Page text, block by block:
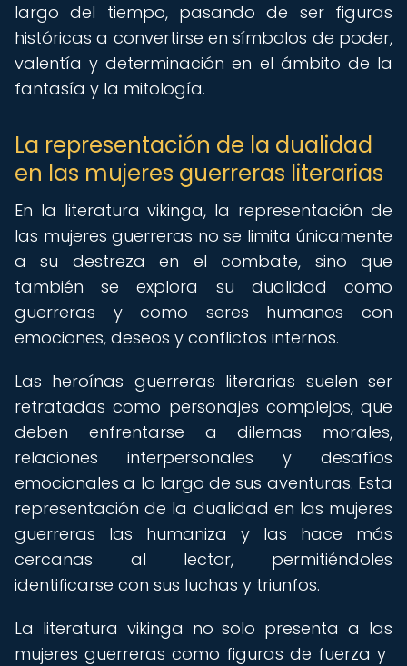
largo del tiempo, pasando de ser figuras
históricas a convertirse en símbolos de poder,
valentía y determinación en el ámbito de la
fantasía y la mitología.
La representación de la dualidad
en las mujeres guerreras literarias
En la literatura vikinga, la representación de
las mujeres guerreras no se limita únicamente
a su destreza en el combate, sino que
también se explora su dualidad como
guerreras y como seres humanos con
emociones, deseos y conflictos internos.
Las heroínas guerreras literarias suelen ser
retratadas como personajes complejos, que
deben enfrentarse a dilemas morales,
relaciones interpersonales y desafíos
emocionales a lo largo de sus aventuras. Esta
representación de la dualidad en las mujeres
guerreras las humaniza y las hace más
cercanas al lector, permitiéndoles
identificarse con sus luchas y triunfos.
La literatura vikinga no solo presenta a las
mujeres guerreras como figuras de fuerza y ​​